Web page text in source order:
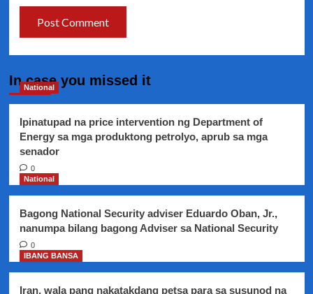
In case you missed it
National
Ipinatupad na price intervention ng Department of
Energy sa mga produktong petrolyo, aprub sa mga
senador
0
National
Bagong National Security adviser Eduardo Oban, Jr.,
nanumpa bilang bagong Adviser sa National Security
0
IBANG BANSA
Iran, wala pang nakatakdang petsa para sa susunod na